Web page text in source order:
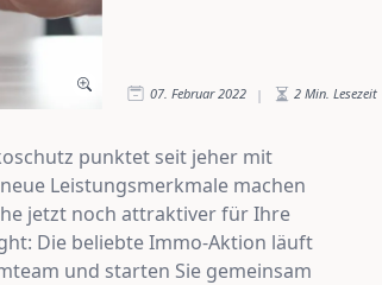
07. Februar 2022 | 2 Min. Lesezeit
punktet seit jeher mit
Leistungsmerkmale machen
jetzt noch attraktiver für Ihre
Die beliebte Immo-Aktion läuft
und starten Sie gemeinsam